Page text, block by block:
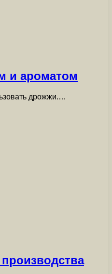
и ароматом
дрожжи.…